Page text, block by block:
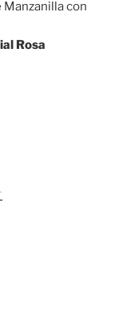
Manzanilla con
Rosa